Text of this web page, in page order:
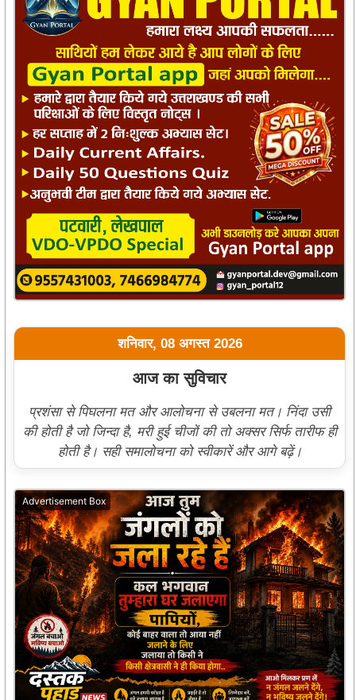
शनिवार, 08 अगस्त 2026
आज का सुविचार
प्रशंसा से पिघलना मत और आलोचना से उबलना मत। निंदा उसी
की होती है जो जिन्दा है, मरी हुई चीजों की तो अक्सर सिर्फ तारीफ ही
होती है। सही समालोचना को स्वीकारें और आगे बढ़ें।
Advertisement Box